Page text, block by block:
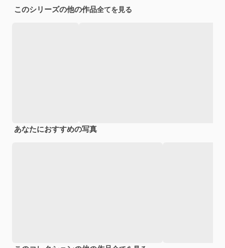
このシリーズの他の作品全てを見る
あなたにおすすめの写真